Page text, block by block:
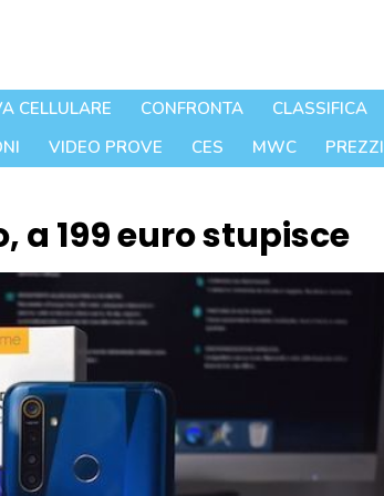
CELLULARE CONFRONTA CLASSIFICA
VIDEO PROVE CES MWC PREZZI
a 199 euro stupisce